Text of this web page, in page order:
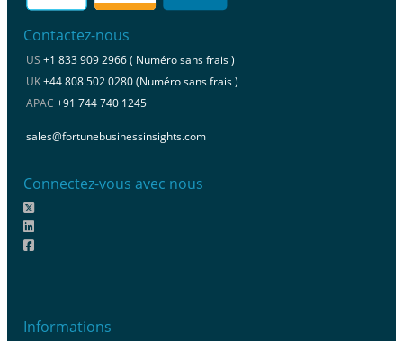
Contactez-nous
US +1 833 909 2966 ( Numéro sans frais )
UK+44 808 502 0280 (Numéro sans frais )
APAC +91 744 740 1245
sales@fortunebusinessinsights.com
Connectez-vous avec nous
Informations